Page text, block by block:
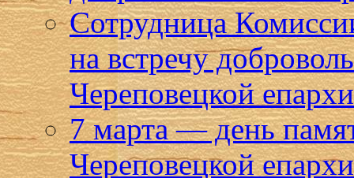
Сотрудница
на встречу
Череповецкой
7 марта — день
Череповецкой